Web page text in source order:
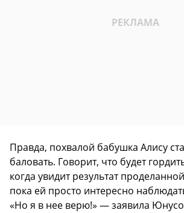
Правда, похвалой бабушка Алису
баловать. Говорит, что будет
когда увидит результат
пока ей просто интересно
«Но я в нее верю!» — заявила